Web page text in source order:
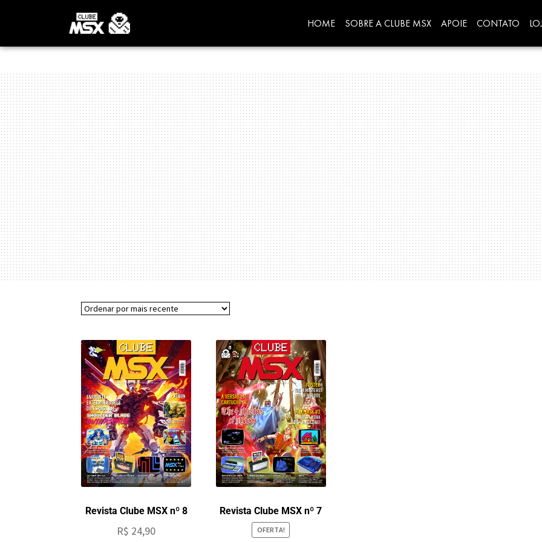
HOME SOBRE A CLUBE MSX APOIE CONTATO
Revista Clube MSX nº 8
R$ 24,90
Revista Clube MSX nº 7
OFERTA!